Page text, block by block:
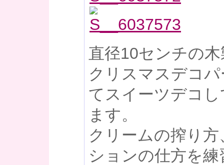
直径10センチの
クリスマスデコ
てスイーツデコ
ます。
クリームの搾り
ションの仕方を